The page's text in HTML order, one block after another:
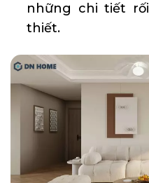
những chi tiết
thiết.